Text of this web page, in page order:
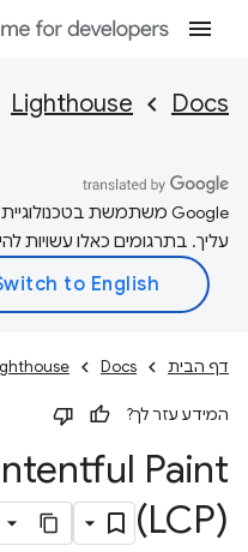
Docs
Lighthouse
עליך. בתרגומים כאלו עשויות
דף הבית Docs
המידע עזר לך?
Paint
‏(LCP)